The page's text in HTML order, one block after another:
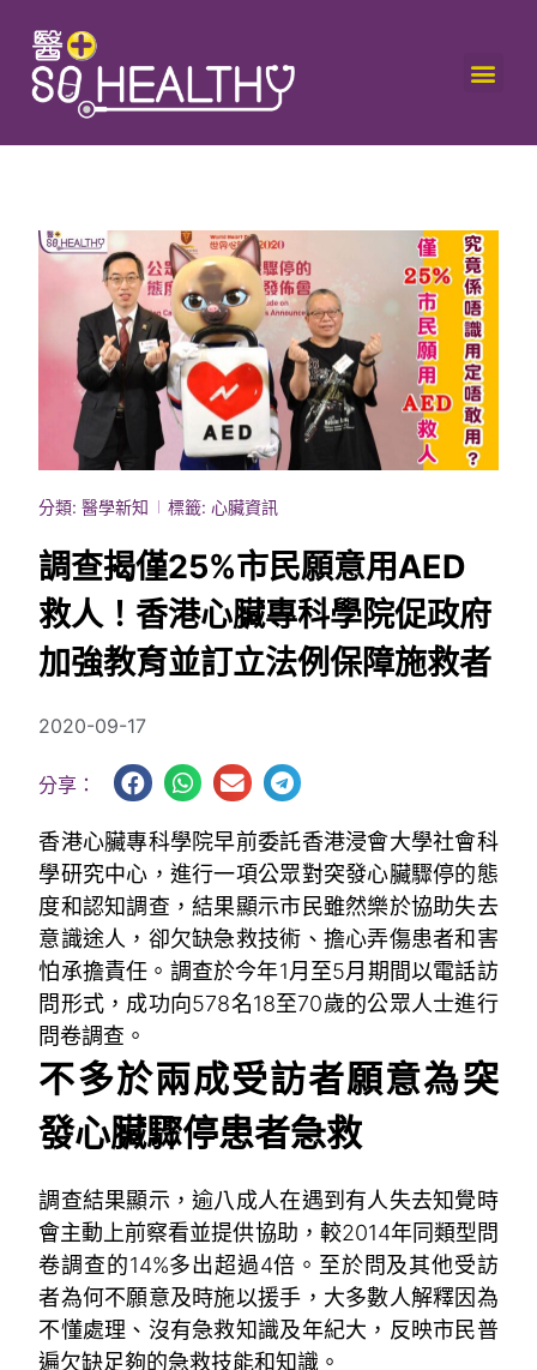
分類: 醫學新知 標籤: 心臟資訊
調查揭僅25%市民願意用AED
救人！香港心臟專科學院促政府
加強教育並訂立法例保障施救者
2020-09-17
分享：
香港心臟專科學院早前委託香港浸會大學社會科
學研究中心，進行一項公眾對突發心臟驟停的態
度和認知調查，結果顯示市民雖然樂於協助失去
意識途人，卻欠缺急救技術、擔心弄傷患者和害
怕承擔責任。調查於今年1月至5月期間以電話訪
問形式，成功向578名18至70歲的公眾人士進行
問卷調查。
不多於兩成受訪者願意為突
發心臟驟停患者急救
調查結果顯示，逾八成人在遇到有人失去知覺時
會主動上前察看並提供協助，較2014年同類型問
卷調查的14%多出超過4倍。至於問及其他受訪
者為何不願意及時施以援手，大多數人解釋因為
不懂處理、沒有急救知識及年紀大，反映市民普
遍欠缺足夠的急救技能和知識。